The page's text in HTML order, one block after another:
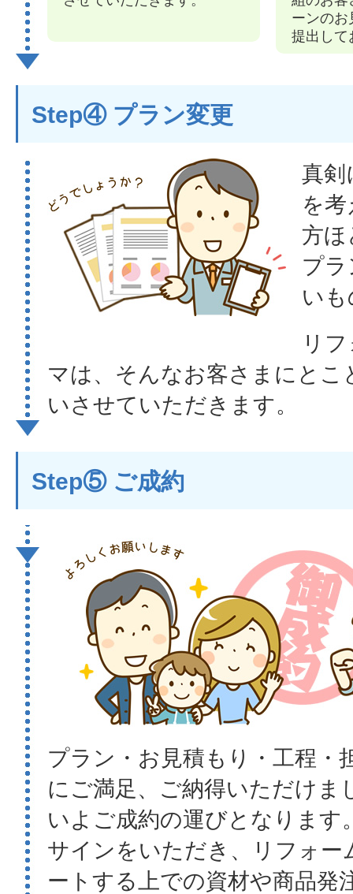
ーンのお
提出して
Step④ プラン変更
真剣
を
方ほ
プ
い
リ
マは、そんなお客さまにとこ
いさせていただきます。
Step⑤ ご成約
プラン・お見積もり・工程・
にご満足、ご納得いただけま
いよご成約の運びとなります
サインをいただき、リフォー
ートする上での資材や商品発